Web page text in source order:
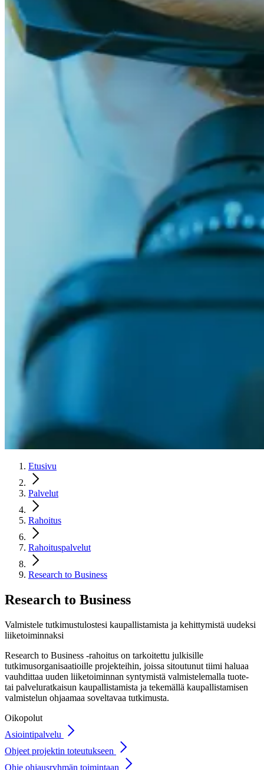
Etusivu
Palvelut
Rahoitus
Rahoituspalvelut
Research to Business
Research to Business
Valmistele tutkimustulostesi kaupallistamista ja kehittymistä uudeksi
liiketoiminnaksi
Research to Business -rahoitus on tarkoitettu julkisille
tutkimusorganisaatioille projekteihin, joissa sitoutunut tiimi haluaa
vauhdittaa uuden liiketoiminnan syntymistä valmistelemalla tuote-
tai palveluratkaisun kaupallistamista ja tekemällä kaupallistamisen
valmistelun ohjaamaa soveltavaa tutkimusta.
Oikopolut
Asiointipalvelu
Ohjeet projektin toteutukseen
Ohje ohjausryhmän toimintaan